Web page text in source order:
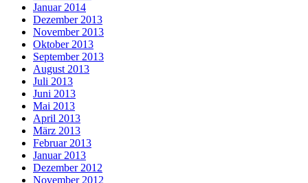
Januar 2014
Dezember 2013
November 2013
Oktober 2013
September 2013
August 2013
Juli 2013
Juni 2013
Mai 2013
April 2013
März 2013
Februar 2013
Januar 2013
Dezember 2012
November 2012